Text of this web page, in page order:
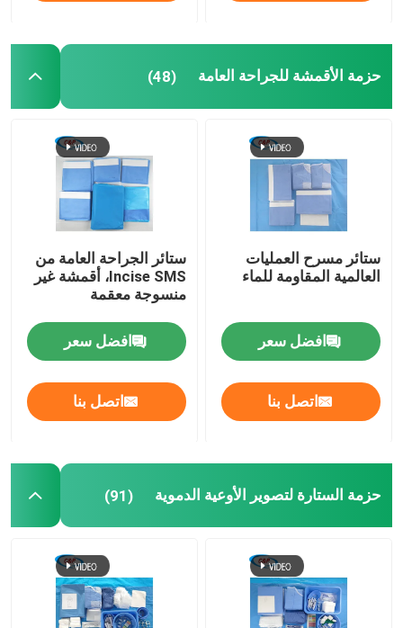
حزمة الأقمشة للجراحة العامة (48)
ستائر مسرح العمليات
العالمية المقاومة للماء
افضل سعر
اتصل بنا
ستائر الجراحة العامة من
Incise SMS، أقمشة غير
منسوجة معقمة
افضل سعر
اتصل بنا
حزمة الستارة لتصوير الأوعية الدموية (91)